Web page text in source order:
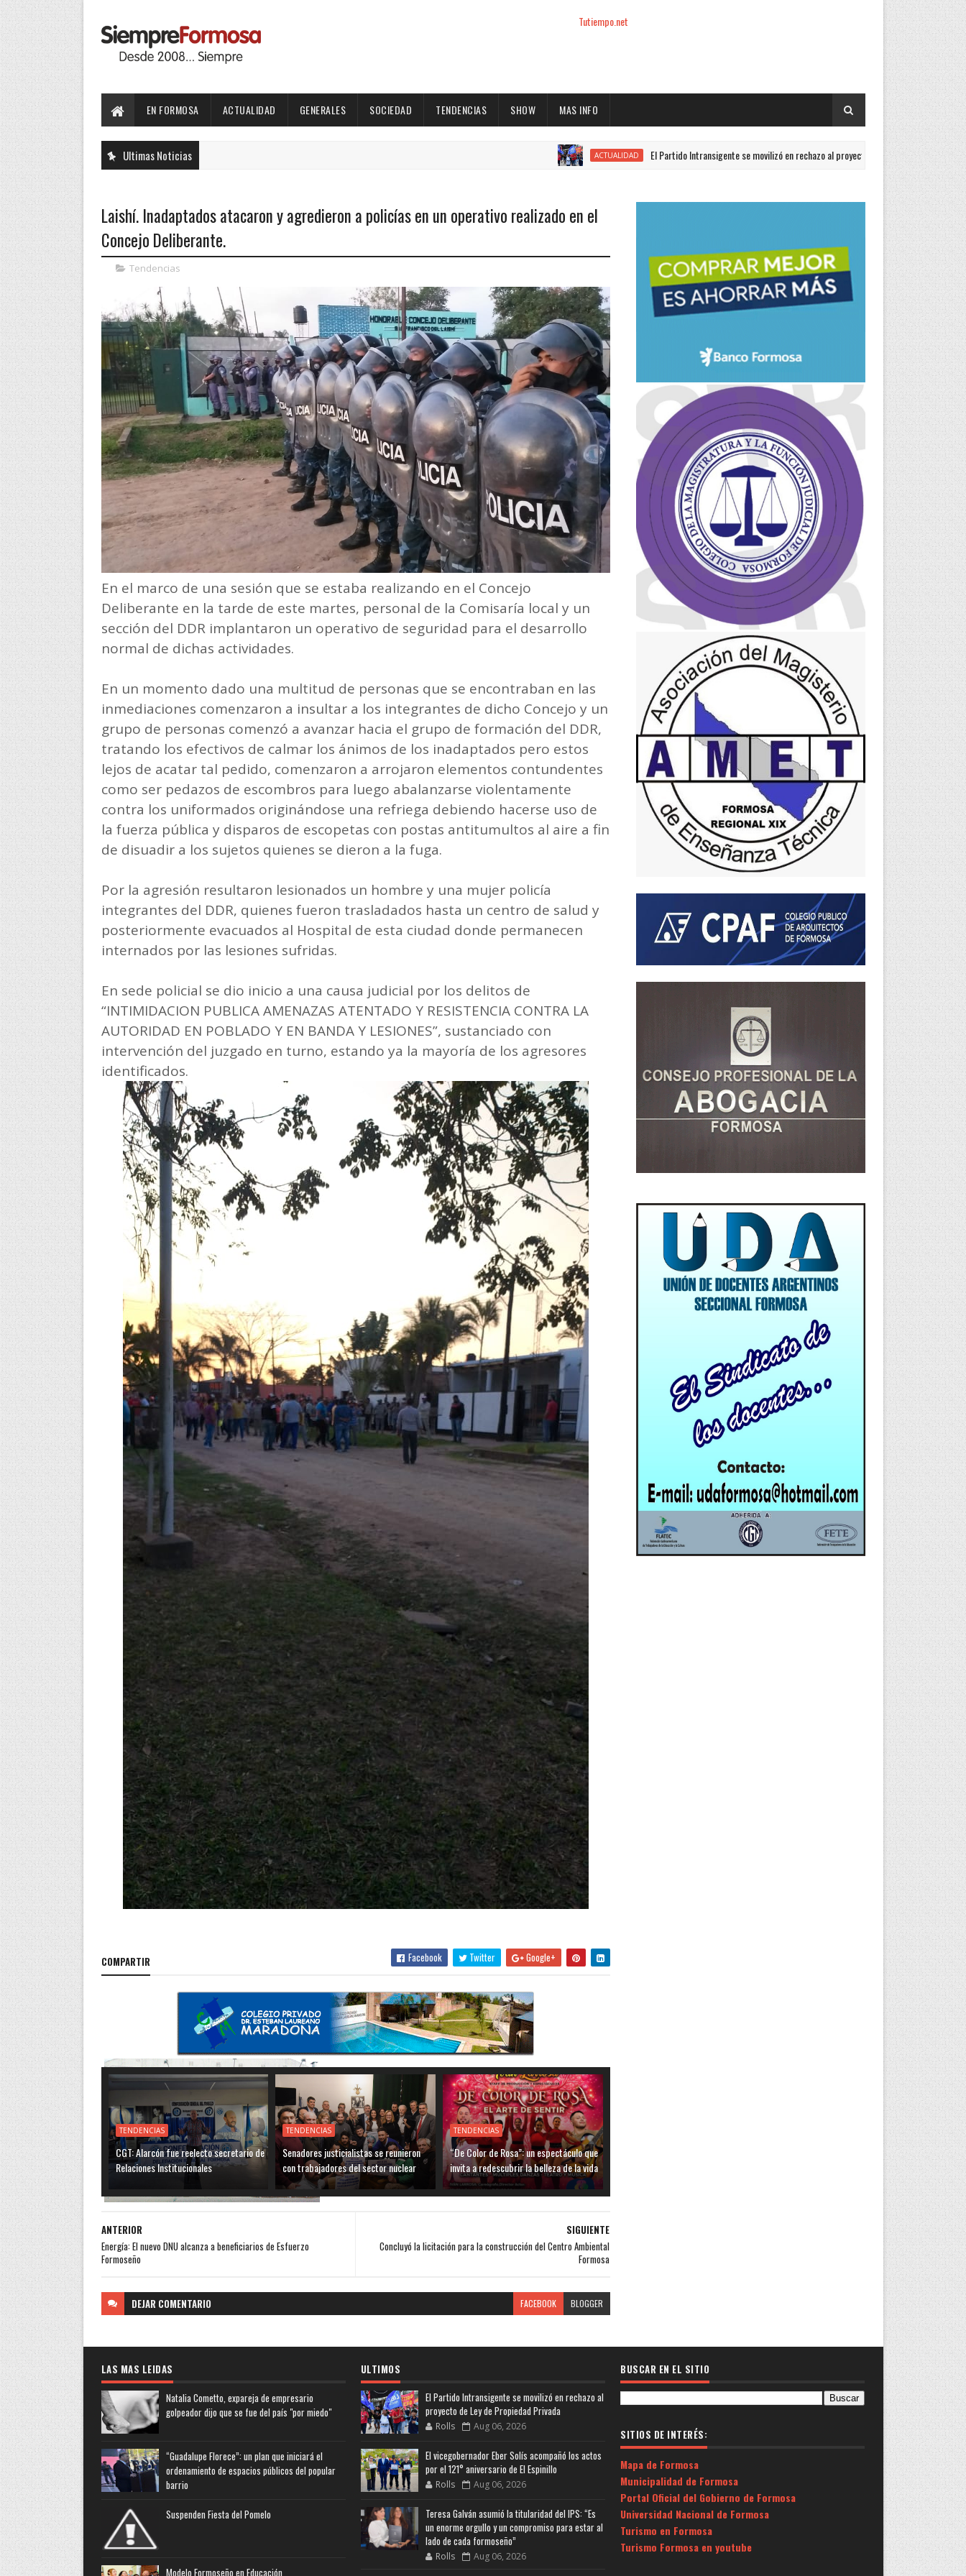
Tutiempo.net
EN FORMOSA ACTUALIDAD GENERALES SOCIEDAD TENDENCIAS SHOW MAS INFO
Ultimas Noticias ACTUALIDAD El Partido Intransigente se movilizó en rechazo al proyecto de Ley de Propiedad Privada
Laishí. Inadaptados atacaron y agredieron a policías en un operativo realizado en el
Concejo Deliberante.
Tendencias
En el marco de una sesión que se estaba realizando en el Concejo
Deliberante en la tarde de este martes, personal de la Comisaría local y un
sección del DDR implantaron un operativo de seguridad para el desarrollo
normal de dichas actividades.
En un momento dado una multitud de personas que se encontraban en las
inmediaciones comenzaron a insultar a los integrantes de dicho Concejo y un
grupo de personas comenzó a avanzar hacia el grupo de formación del DDR,
tratando los efectivos de calmar los ánimos de los inadaptados pero estos
lejos de acatar tal pedido, comenzaron a arrojaron elementos contundentes
como ser pedazos de escombros para luego abalanzarse violentamente
contra los uniformados originándose una refriega debiendo hacerse uso de
la fuerza pública y disparos de escopetas con postas antitumultos al aire a fin
de disuadir a los sujetos quienes se dieron a la fuga.
Por la agresión resultaron lesionados un hombre y una mujer policía
integrantes del DDR, quienes fueron trasladados hasta un centro de salud y
posteriormente evacuados al Hospital de esta ciudad donde permanecen
internados por las lesiones sufridas.
En sede policial se dio inicio a una causa judicial por los delitos de
“INTIMIDACION PUBLICA AMENAZAS ATENTADO Y RESISTENCIA CONTRA LA
AUTORIDAD EN POBLADO Y EN BANDA Y LESIONES”, sustanciado con
intervención del juzgado en turno, estando ya la mayoría de los agresores
identificados.
COMPARTIR Facebook Twitter Google+
TENDENCIAS
CGT: Alarcón fue reelecto secretario de
Relaciones Institucionales
TENDENCIAS
Senadores justicialistas se reunieron
con trabajadores del sector nuclear
TENDENCIAS
“De Color de Rosa”: un espectáculo que
invita a redescubrir la belleza de la vida
SIGUIENTE
Concluyó la licitación para la construcción del Centro Ambiental
Formosa
ANTERIOR
Energía: El nuevo DNU alcanza a beneficiarios de Esfuerzo
Formoseño
DEJAR COMENTARIO FACEBOOK BLOGGER
LAS MAS LEIDAS
Natalia Cometto, expareja de empresario
golpeador dijo que se fue del país "por miedo"
“Guadalupe Florece”: un plan que iniciará el
ordenamiento de espacios públicos del popular
barrio
Suspenden Fiesta del Pomelo
Modelo Formoseño en Educación
ULTIMOS
El Partido Intransigente se movilizó en rechazo al
proyecto de Ley de Propiedad Privada
Rolls Aug 06, 2026
El vicegobernador Eber Solís acompañó los actos
por el 121° aniversario de El Espinillo
Rolls Aug 06, 2026
Teresa Galván asumió la titularidad del IPS: “Es
un enorme orgullo y un compromiso para estar al
lado de cada formoseño”
Rolls Aug 06, 2026
BUSCAR EN EL SITIO
SITIOS DE INTERÉS:
Mapa de Formosa
Municipalidad de Formosa
Portal Oficial del Gobierno de Formosa
Universidad Nacional de Formosa
Turismo en Formosa
Turismo Formosa en youtube